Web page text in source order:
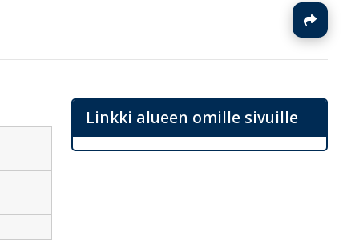
Linkki alueen omille sivuille